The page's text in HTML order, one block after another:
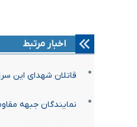
اخبار مرتبط
قاتلان شهدای این
نمایندگان جبهه